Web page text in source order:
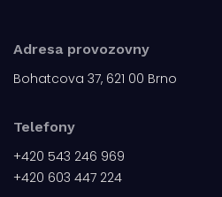
Adresa provozovny
Bohatcova 37, 621 00 Brno
Telefony
+420 543 246 969
+420 603 447 224